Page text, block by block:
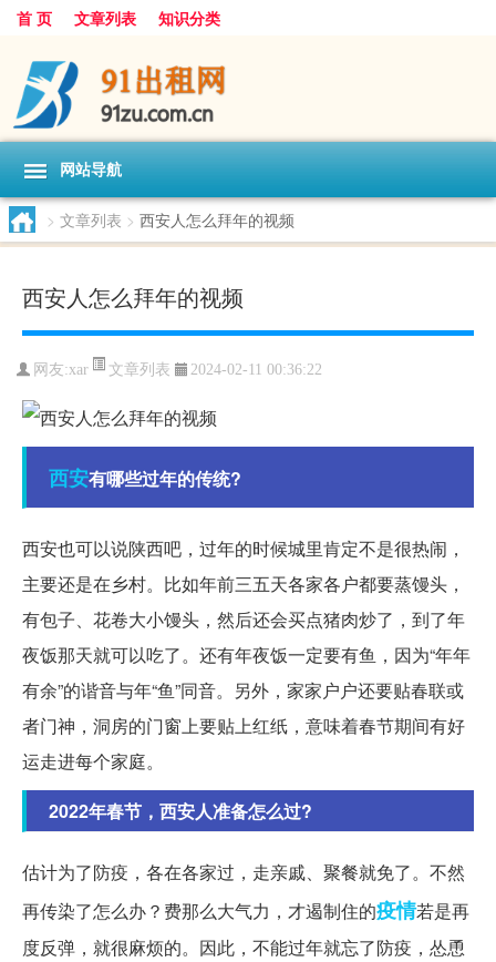
首 页 文章列表 知识分类
网站导航
> 文章列表 > 西安人怎么拜年的视频
西安人怎么拜年的视频
网友:xar 文章列表 2024-02-11 00:36:22
西安有哪些过年的传统?
西安也可以说陕西吧，过年的时候城里肯定不是很热闹，
主要还是在乡村。比如年前三五天各家各户都要蒸馒头，
有包子、花卷大小馒头，然后还会买点猪肉炒了，到了年
夜饭那天就可以吃了。还有年夜饭一定要有鱼，因为“年年
有余”的谐音与年“鱼”同音。另外，家家户户还要贴春联或
者门神，洞房的门窗上要贴上红纸，意味着春节期间有好
运走进每个家庭。
2022年春节，西安人准备怎么过?
估计为了防疫，各在各家过，走亲戚、聚餐就免了。不然
再传染了怎么办？费那么大气力，才遏制住的疫情若是再
度反弹，就很麻烦的。因此，不能过年就忘了防疫，怂恿